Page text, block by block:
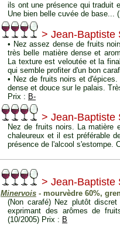
ils ont une présence qui traduit
Une bien belle cuvée de base...
> Jean-Baptiste
• Nez assez dense de fruits
très belle matière dense et
La texture est veloutée et la
qui semble profiter d'un bon
• Nez de fruits noirs et
dense et douce sur le palais.
Prix : B-
> Jean-Baptiste
Nez de fruits noirs. La matière
chaleureux et il est préférable
présence de l'alcool s'estompe.
> Jean-Baptiste
Minervois - mourvèdre 60%,
(Non carafé) Nez plutôt
exprimant des arômes de
(10/2005) Prix : B